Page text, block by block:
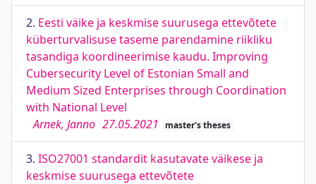
2. Eesti väike ja keskmise suurusega ettevõtete
küberturvalisuse taseme parendamine riikliku
tasandiga koordineerimise kaudu. Improving
Cubersecurity Level of Estonian Small and
Medium Sized Enterprises through Coordination
with National Level
Arnek, Janno 27.05.2021 master's theses
3. ISO27001 standardit kasutavate väikese ja
keskmise suurusega ettevõtete